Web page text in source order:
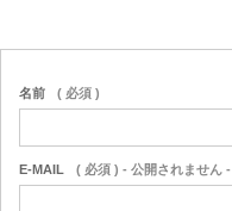
名前 ( 必須 )
E-MAIL ( 必須 ) - 公開されません -